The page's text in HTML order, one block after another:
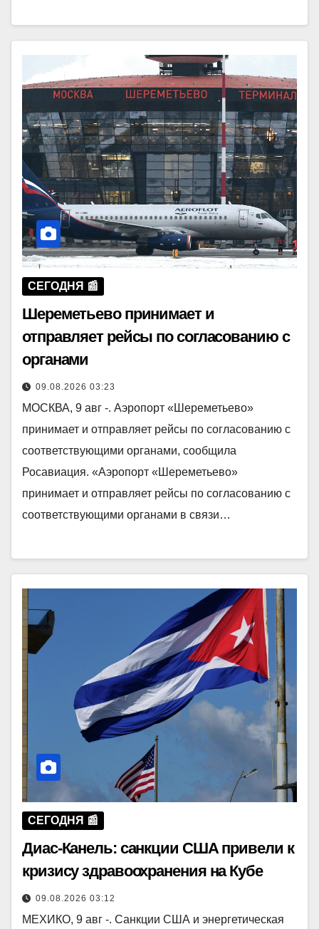
СЕГОДНЯ 📰
Шереметьево принимает и
отправляет рейсы по согласованию с
органами
09.08.2026 03:23
МОСКВА, 9 авг -. Аэропорт «Шереметьево»
принимает и отправляет рейсы по согласованию с
соответствующими органами, сообщила
Росавиация. «Аэропорт «Шереметьево»
принимает и отправляет рейсы по согласованию с
соответствующими органами в связи…
СЕГОДНЯ 📰
Диас-Канель: санкции США привели к
кризису здравоохранения на Кубе
09.08.2026 03:12
МЕХИКО, 9 авг -. Санкции США и энергетическая